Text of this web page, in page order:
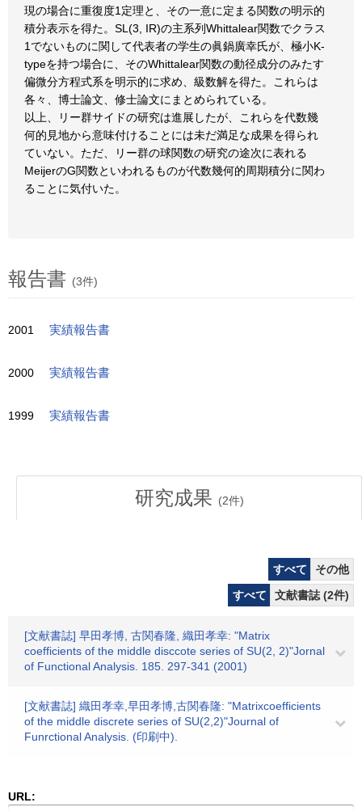
現の場合に重復度1定理と、その一意に定まる関数の明示的
積分表示を得た。SL(3, IR)の主系列Whittalear関数でクラス
1でないものに関して代表者の学生の眞鍋廣幸氏が、極小K-
typeを持つ場合に、そのWhittalear関数の動径成分のみたす
偏微分方程式系を明示的に求め、級数解を得た。これらは
各々、博士論文、修士論文にまとめられている。
以上、リー群サイドの研究は進展したが、これらを代数幾
何的見地から意味付けることには未だ満足な成果を得られ
ていない。ただ、リー群の球関数の研究の途次に表れる
MeijerのG関数といわれるものが代数幾何的周期積分に関わ
ることに気付いた。
報告書 (3件)
2001 実績報告書
2000 実績報告書
1999 実績報告書
研究成果 (2件)
すべて
その他
すべて
文献書誌 (2件)
[文献書誌] 早田孝博, 古関春隆, 織田孝幸: "Matrix
coefficients of the middle disccote series of SU(2, 2)"Jornal
of Functional Analysis. 185. 297-341 (2001)
[文献書誌] 織田孝幸,早田孝博,古関春隆: "Matrixcoefficients
of the middle discrete series of SU(2,2)"Journal of
Funrctional Analysis. (印刷中).
URL: